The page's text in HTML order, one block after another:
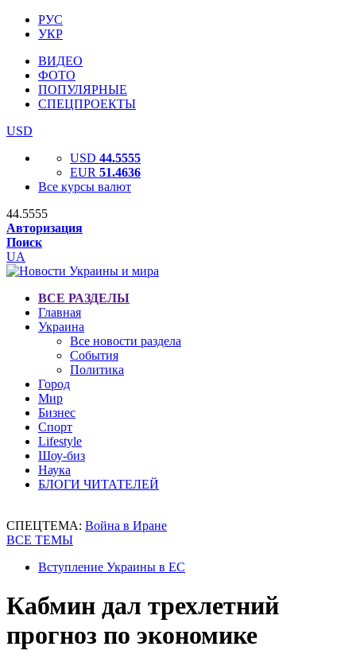
РУС
УКР
ВИДЕО
ФОТО
ПОПУЛЯРНЫЕ
СПЕЦПРОЕКТЫ
USD
USD 44.5555
EUR 51.4636
Все курсы валют
44.5555
Авторизация
Поиск
UA
ВСЕ РАЗДЕЛЫ
Главная
Украина
Все новости раздела
События
Политика
Город
Мир
Бизнес
Спорт
Lifestyle
Шоу-биз
Наука
БЛОГИ ЧИТАТЕЛЕЙ
СПЕЦТЕМА: Война в Иране
ВСЕ ТЕМЫ
Вступление Украины в ЕС
Кабмин дал трехлетний
прогноз по экономике